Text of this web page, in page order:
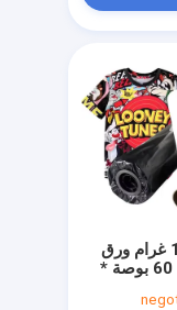
بوليستر 100 غرام ورق
نقل الحرارة 60 بوصة *